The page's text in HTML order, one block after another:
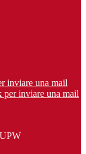
inviare una mail
per inviare una mail